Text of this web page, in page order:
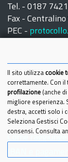
Tel. - 0187 7421
Fax -
PEC -
IBAN e
Il sito utilizza cookie
correttamente. Con
profilazione (anche
migliore esperienza.
destra, accetti solo i
Seleziona Gestisci
consensi. Consulta